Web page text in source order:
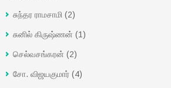
சுந்தர ராமசாமி (2)
சுனில் கிருஷ்ணன் (1)
செல்வசங்கரன் (2)
சோ. விஜயகுமார் (4)